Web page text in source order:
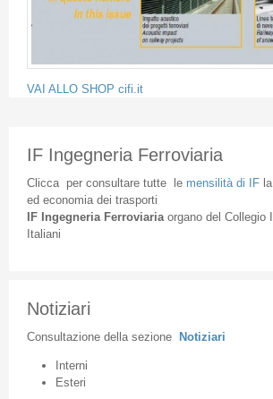
VAI ALLO SHOP cifi.it
IF Ingegneria Ferroviaria
Cliccaper consultare tuttele mensilità di IFla
ed economia dei trasporti
IF Ingegneria Ferroviaria organodel Collegio
Italiani
Notiziari
Consultazione della sezione Notiziari
Interni
Esteri